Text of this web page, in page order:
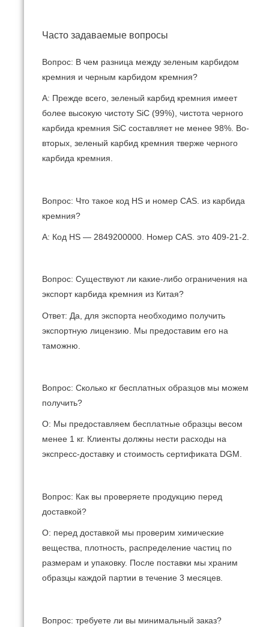
Часто задаваемые вопросы
Вопрос: В чем разница между зеленым карбидом
кремния и черным карбидом кремния?
A: Прежде всего, зеленый карбид кремния имеет
более высокую чистоту SiC (99%), чистота черного
карбида кремния SiC составляет не менее 98%. Во-
вторых, зеленый карбид кремния тверже черного
карбида кремния.
Вопрос: Что такое код HS и номер CAS. из карбида
кремния?
A: Код HS — 2849200000. Номер CAS. это 409-21-2.
Вопрос: Существуют ли какие-либо ограничения на
экспорт карбида кремния из Китая?
Ответ: Да, для экспорта необходимо получить
экспортную лицензию. Мы предоставим его на
таможню.
Вопрос: Сколько кг бесплатных образцов мы можем
получить?
О: Мы предоставляем бесплатные образцы весом
менее 1 кг. Клиенты должны нести расходы на
экспресс-доставку и стоимость сертификата DGM.
Вопрос: Как вы проверяете продукцию перед
доставкой?
О: перед доставкой мы проверим химические
вещества, плотность, распределение частиц по
размерам и упаковку. После поставки мы храним
образцы каждой партии в течение 3 месяцев.
Вопрос: требуете ли вы минимальный заказ?